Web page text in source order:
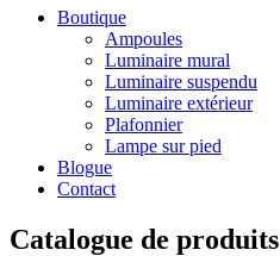
Boutique
Ampoules
Luminaire mural
Luminaire suspendu
Luminaire extérieur
Plafonnier
Lampe sur pied
Blogue
Contact
Catalogue de produits